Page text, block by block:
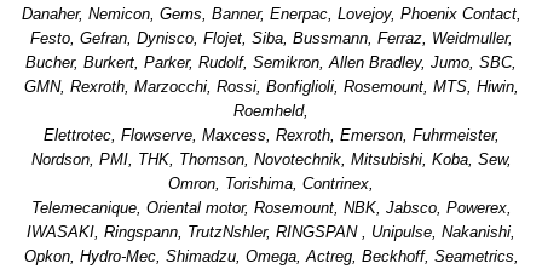
Danaher, Nemicon, Gems, Banner, Enerpac, Lovejoy, Phoenix Contact,
Festo, Gefran, Dynisco, Flojet, Siba, Bussmann, Ferraz, Weidmuller,
Bucher, Burkert, Parker, Rudolf, Semikron, Allen Bradley, Jumo, SBC,
GMN, Rexroth, Marzocchi, Rossi, Bonfiglioli, Rosemount, MTS, Hiwin,
Roemheld,
Elettrotec, Flowserve, Maxcess, Rexroth, Emerson, Fuhrmeister,
Nordson, PMI, THK, Thomson, Novotechnik, Mitsubishi, Koba, Sew,
Omron, Torishima, Contrinex,
Telemecanique, Oriental motor, Rosemount, NBK, Jabsco, Powerex,
IWASAKI, Ringspann, TrutzNshler, RINGSPAN , Unipulse, Nakanishi,
Opkon, Hydro-Mec, Shimadzu, Omega, Actreg, Beckhoff, Seametrics,